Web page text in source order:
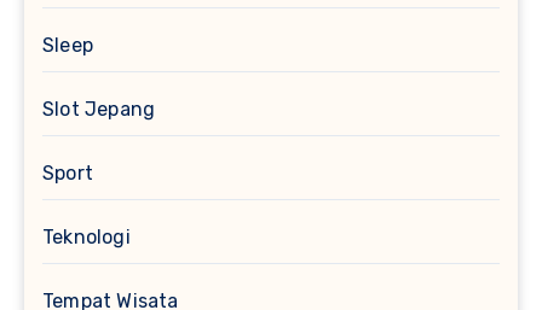
Sleep
Slot Jepang
Sport
Teknologi
Tempat Wisata